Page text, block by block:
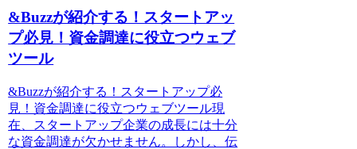
&Buzzが紹介する！スタートアッ
プ必見！資金調達に役立つウェブ
ツール
&Buzzが紹介する！スタートアップ必
見！資金調達に役立つウェブツール現
在、スタートアップ企業の成長には十分
な資金調達が欠かせません。しかし、伝